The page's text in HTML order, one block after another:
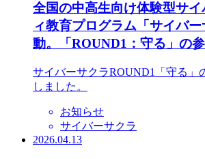
全国の中高生向け体験型サ
ィ教育プログラム「サイバ
動。「ROUND1：守る」の
サイバーサクラROUND1「守る」
しました。
お知らせ
サイバーサクラ
2026.04.13